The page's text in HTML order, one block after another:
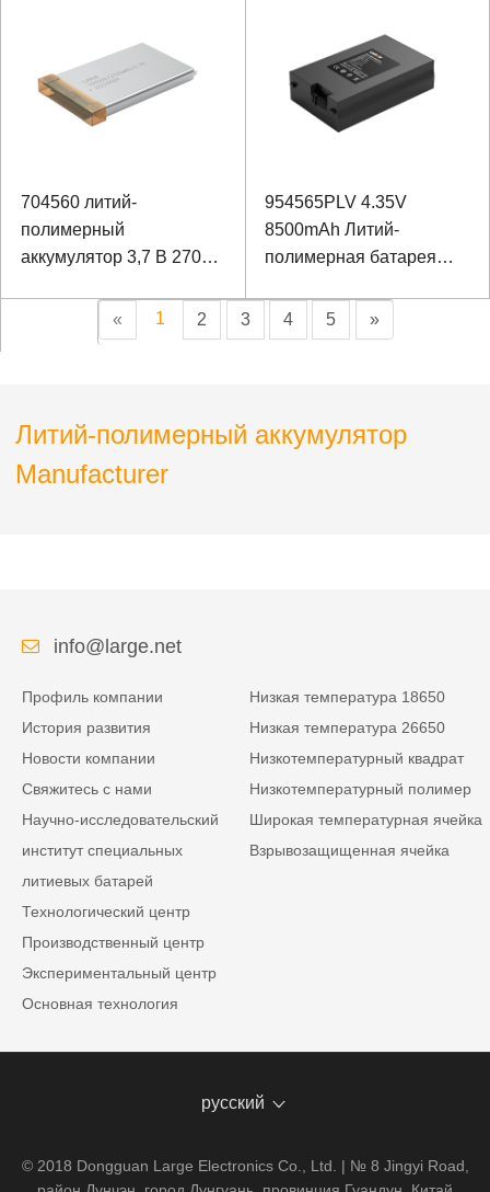
704560 литий-
полимерный
аккумулятор 3,7 В 2700
954565PLV 4.35V
8500mAh Литий-
полимерная батарея
наблюдения
« 1 2 3 4 5 »
Литий-полимерный аккумулятор
Manufacturer
info@large.net
Профиль компании
История развития
Новости компании
Свяжитесь с нами
Научно-исследовательский
институт специальных
литиевых батарей
Технологический центр
Производственный центр
Экспериментальный центр
Основная технология
Низкая температура 18650
Низкая температура 26650
Низкотемпературный квадрат
Низкотемпературный полимер
Широкая температурная ячейка
Взрывозащищенная ячейка
русский
© 2018 Dongguan Large Electronics Co., Ltd. | № 8 Jingyi Road,